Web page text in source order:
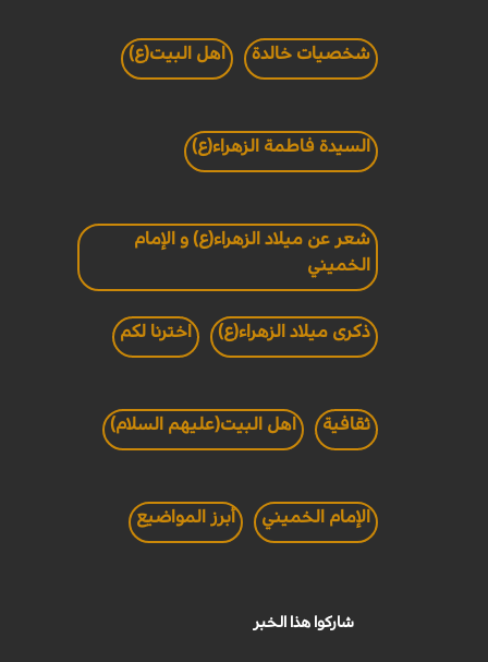
شخصيات خالدة اهل البيت(ع)
السيدة فاطمة الزهراء(ع)
شعر عن ميلاد الزهراء(ع) و الإمام
الخميني
ذكرى ميلاد الزهراء(ع) اخترنا لكم
ثقافية اهل البيت(عليهم السلام)
الإمام الخميني أبرز المواضيع
شاركوا هذا الخبر